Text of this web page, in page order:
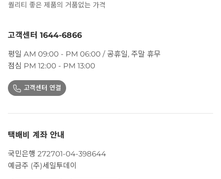
퀄리티 좋은 제품의 거품없는 가격
고객센터 1644-6866
평일 AM 09:00 - PM 06:00 / 공휴일, 주말 휴무
점심 PM 12:00 - PM 13:00
고객센터 연결
택배비 계좌 안내
국민은행 272701-04-398644
예금주 (주)세일투데이